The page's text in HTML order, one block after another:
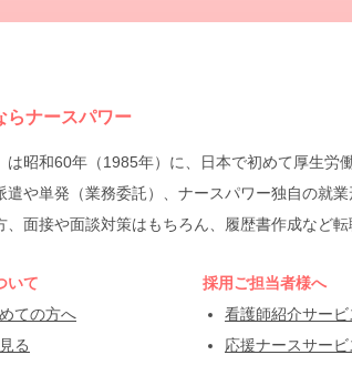
らナースパワー
は昭和60年（1985年）に、日本で初めて厚生
遣や単発（業務委託）、ナースパワー独自の就
、面接や面談対策はもちろん、履歴書作成など
いて
ての方へ
る
採用ご担当者様へ
看護師紹介サービ
応援ナースサービ